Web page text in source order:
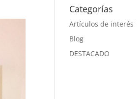
Categorías
Artículos de interés
Blog
DESTACADO